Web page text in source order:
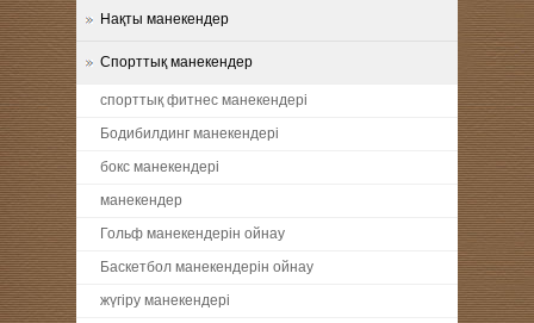
Нақты манекендер
Спорттық манекендер
спорттық фитнес манекендері
Бодибилдинг манекендері
бокс манекендері
манекендер
Гольф манекендерін ойнау
Баскетбол манекендерін ойнау
жүгіру манекендері